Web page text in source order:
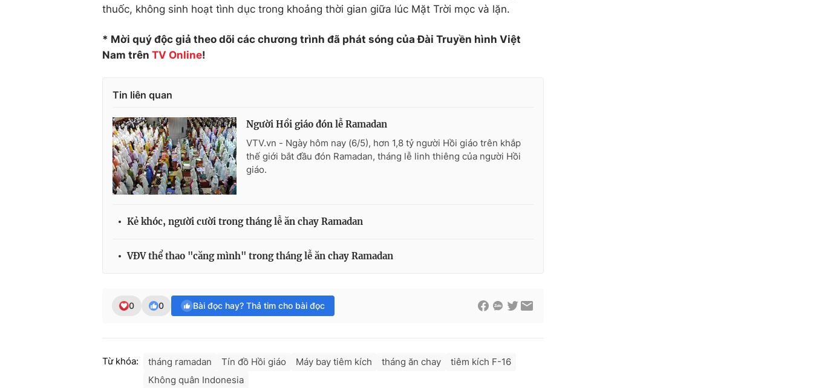
thuốc, không sinh hoạt tình dục trong khoảng thời gian giữa lúc Mặt Trời mọc và lặn.
* Mời quý độc giả theo dõi các chương trình đã phát sóng của Đài Truyền hình Việt
Nam trên TV Online!
Tin liên quan
Người Hồi giáo đón lễ Ramadan
VTV.vn - Ngày hôm nay (6/5), hơn 1,8 tỷ người Hồi giáo trên khắp
thế giới bắt đầu đón Ramadan, tháng lễ linh thiêng của người Hồi
giáo.
Kẻ khóc, người cười trong tháng lễ ăn chay Ramadan
VĐV thể thao "căng mình" trong tháng lễ ăn chay Ramadan
0 0 Bài đọc hay? Thả tim cho bài đọc
Từ khóa: tháng ramadan Tín đồ Hồi giáo Máy bay tiêm kích tháng ăn chay
tiêm kích F-16
Không quân Indonesia